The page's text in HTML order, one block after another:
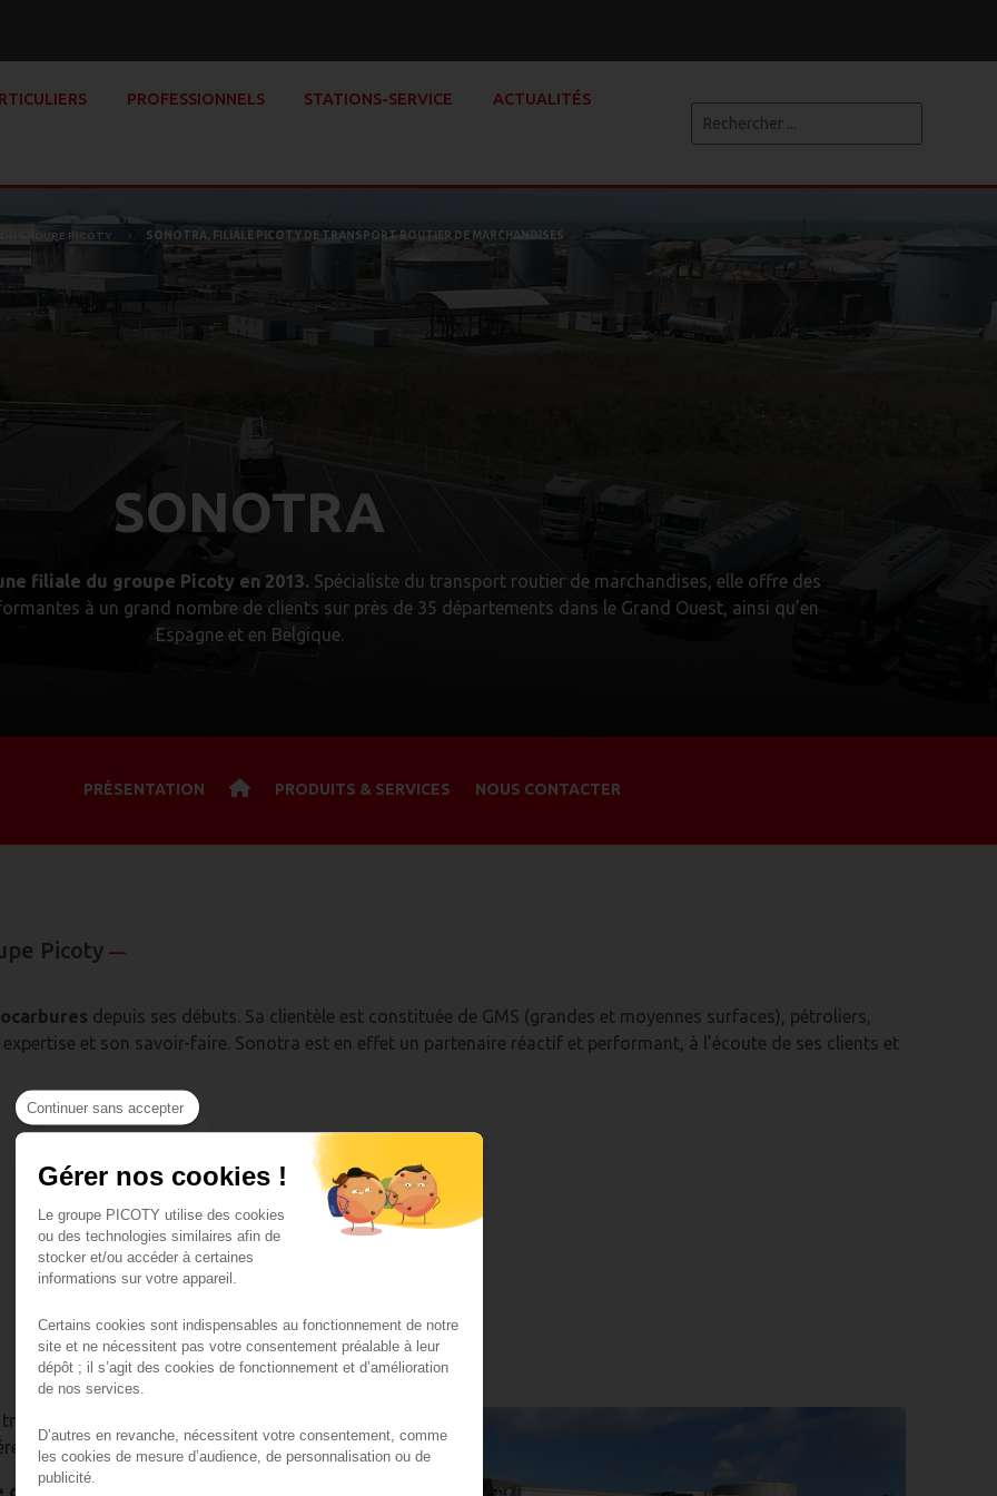
Continuer sans accepter
Gérer nos cookies !
Le groupe PICOTY utilise des cookies
ou des technologies similaires afin de
stocker et/ou accéder à certaines
informations sur votre appareil.
Certains cookies sont indispensables au fonctionnement de notre
site et ne nécessitent pas votre consentement préalable à leur
dépôt ; il s’agit des cookies de fonctionnement et d’amélioration
de nos services.
D’autres en revanche, nécessitent votre consentement, comme
les cookies de mesure d’audience, de personnalisation ou de
publicité.
PROFESSIONNELS STATIONS-SERVICE ACTUALITÉS
GROUPE PICOTY 5 SONOTRA, FILIALE PICOTY DE TRANSPORT ROUTIER DE MARCHANDISES
SONOTRA
filiale du groupe Picoty en 2013. Spécialiste du transport routier de marchandises, elle offre des
à un grand nombre de clients sur près de 35 départements dans le Grand Ouest, ainsi qu’en
Espagne et en Belgique.
PRÉSENTATION
T
P
PRODUITS & SERVICES NOUS CONTACTER
Picoty—
depuis ses débuts. Sa clientèle est constituée de GMS (grandes et moyennes surfaces), pétroliers,
et son savoir-faire. Sonotra est en effet un partenaire réactif et performant, à l’écoute de ses clients et
2022-1289
de vrac solide en citernes